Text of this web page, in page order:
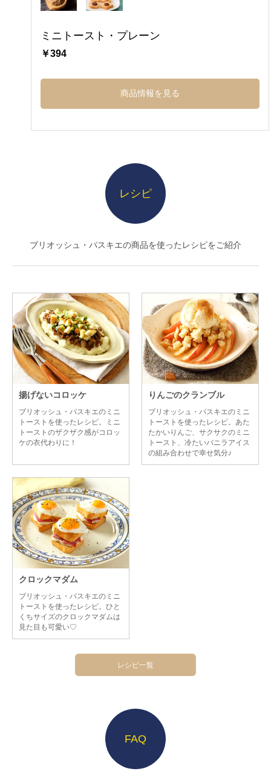
ミニトースト・プレーン
￥394
商品情報を見る
レシピ
ブリオッシュ・パスキエの商品を使ったレシピをご紹介
揚げないコロッケ
ブリオッシュ・パスキエのミニ
トーストを使ったレシピ。ミニ
トーストのザクザク感がコロッ
ケの衣代わりに！
りんごのクランブル
ブリオッシュ・パスキエのミニ
トーストを使ったレシピ。あた
たかいりんご、サクサクのミニ
トースト、冷たいバニラアイス
の組み合わせで幸せ気分♪
クロックマダム
ブリオッシュ・パスキエのミニ
トーストを使ったレシピ。ひと
くちサイズのクロックマダムは
見た目も可愛い♡
レシピ一覧
FAQ